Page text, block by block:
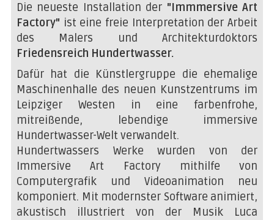
Die neueste Installation der "Immmersive Art
Factory" ist eine freie Interpretation der Arbeit
des Malers und Architekturdoktors
Friedensreich Hundertwasser.
Dafür hat die Künstlergruppe die ehemalige
Maschinenhalle des neuen Kunstzentrums im
Leipziger Westen in eine farbenfrohe,
mitreißende, lebendige immersive
Hundertwasser-Welt verwandelt.
Hundertwassers Werke wurden von der
Immersive Art Factory mithilfe von
Computergrafik und Videoanimation neu
komponiert. Mit modernster Software animiert,
akustisch illustriert von der Musik Luca